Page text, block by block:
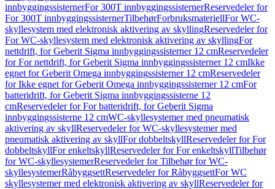
innbyggingssisternerFor 300T innbyggingssisternerReservedeler for
For 300T innbyggingssisternerTilbehørForbruksmateriellFor WC-
skyllesystem med elektronisk aktivering av skyllingReservedeler for
For WC-skyllesystem med elektronisk aktivering av skyllingFor
nettdrift, for Geberit Sigma innbyggingssisterner 12 cmReservedeler
for For nettdrift, for Geberit Sigma innbyggingssisterner 12 cmIkke
egnet for Geberit Omega innbyggingssisterner 12 cmReservedeler
for Ikke egnet for Geberit Omega innbyggingssisterner 12 cmFor
batteridrift, for Geberit Sigma innbyggingssisterne 12
cmReservedeler for For batteridrift, for Geberit Sigma
innbyggingssisterne 12 cmWC-skyllesystemer med pneumatisk
aktivering av skyllReservedeler for WC-skyllesystemer med
pneumatisk aktivering av skyllFor dobbeltskyllReservedeler for For
dobbeltskyllFor enkeltskyllReservedeler for For enkeltskyllTilbehør
for WC-skyllesystemerReservedeler for Tilbehør for WC-
skyllesystemerRåbyggsettReservedeler for RåbyggsettFor WC
skyllesystemer med elektronisk aktivering av skyllReservedeler for